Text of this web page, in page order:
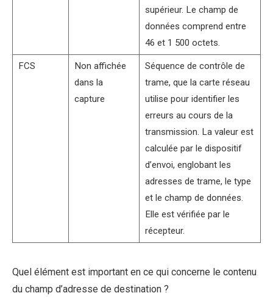
supérieur. Le champ de
données comprend entre
46 et 1 500 octets.
FCS
Non affichée
dans la
capture
Séquence de contrôle de
trame, que la carte réseau
utilise pour identifier les
erreurs au cours de la
transmission. La valeur est
calculée par le dispositif
d’envoi, englobant les
adresses de trame, le type
et le champ de données.
Elle est vérifiée par le
récepteur.
Quel élément est important en ce qui concerne le contenu
du champ d’adresse de destination ?